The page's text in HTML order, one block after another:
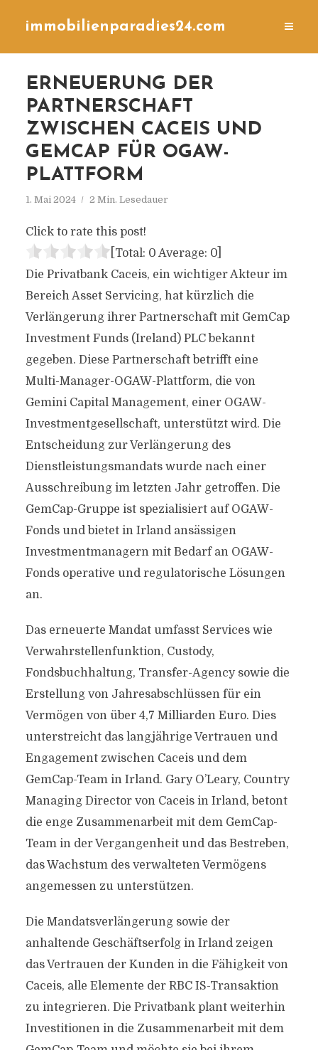
immobilienparadies24.com
ERNEUERUNG DER
PARTNERSCHAFT
ZWISCHEN CACEIS UND
GEMCAP FÜR OGAW-
PLATTFORM
1. Mai 2024 2 Min. Lesedauer
Click to rate this post!
[Total: 0 Average: 0]
Die Privatbank Caceis, ein wichtiger Akteur im
Bereich Asset Servicing, hat kürzlich die
Verlängerung ihrer Partnerschaft mit GemCap
Investment Funds (Ireland) PLC bekannt
gegeben. Diese Partnerschaft betrifft eine
Multi-Manager-OGAW-Plattform, die von
Gemini Capital Management, einer OGAW-
Investmentgesellschaft, unterstützt wird. Die
Entscheidung zur Verlängerung des
Dienstleistungsmandats wurde nach einer
Ausschreibung im letzten Jahr getroffen. Die
GemCap-Gruppe ist spezialisiert auf OGAW-
Fonds und bietet in Irland ansässigen
Investmentmanagern mit Bedarf an OGAW-
Fonds operative und regulatorische Lösungen
an.
Das erneuerte Mandat umfasst Services wie
Verwahrstellenfunktion, Custody,
Fondsbuchhaltung, Transfer-Agency sowie die
Erstellung von Jahresabschlüssen für ein
Vermögen von über 4,7 Milliarden Euro. Dies
unterstreicht das langjährige Vertrauen und
Engagement zwischen Caceis und dem
GemCap-Team in Irland. Gary O’Leary, Country
Managing Director von Caceis in Irland, betont
die enge Zusammenarbeit mit dem GemCap-
Team in der Vergangenheit und das Bestreben,
das Wachstum des verwalteten Vermögens
angemessen zu unterstützen.
Die Mandatsverlängerung sowie der
anhaltende Geschäftserfolg in Irland zeigen
das Vertrauen der Kunden in die Fähigkeit von
Caceis, alle Elemente der RBC IS-Transaktion
zu integrieren. Die Privatbank plant weiterhin
Investitionen in die Zusammenarbeit mit dem